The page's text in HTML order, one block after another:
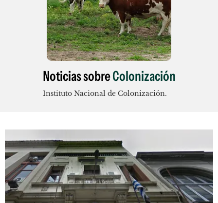
Noticias sobreColonización
Instituto Nacional de Colonización.